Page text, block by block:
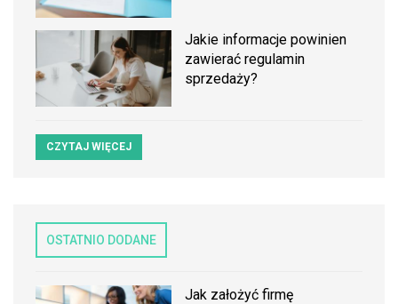
Jakie informacje powinien
zawierać regulamin
sprzedaży?
CZYTAJ WIĘCEJ
OSTATNIO DODANE
Jak założyć firmę